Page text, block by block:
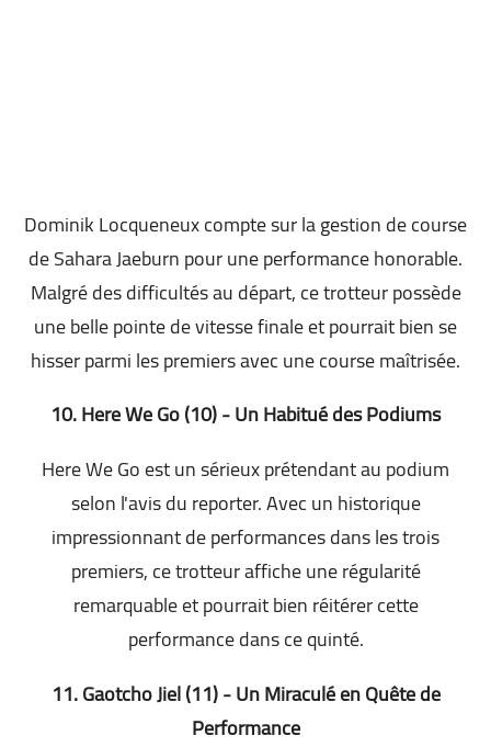
Dominik Locqueneux compte sur la gestion de course
de Sahara Jaeburn pour une performance honorable.
Malgré des difficultés au départ, ce trotteur possède
une belle pointe de vitesse finale et pourrait bien se
hisser parmi les premiers avec une course maîtrisée.
10. Here We Go (10) - Un Habitué des Podiums
Here We Go est un sérieux prétendant au podium
selon l'avis du reporter. Avec un historique
impressionnant de performances dans les trois
premiers, ce trotteur affiche une régularité
remarquable et pourrait bien réitérer cette
performance dans ce quinté.
11. Gaotcho Jiel (11) - Un Miraculé en Quête de
Performance